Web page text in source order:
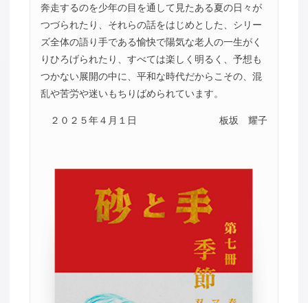
奔走するのを少年の目を通して見たある夏の日々が
つづられたり、それらの話をはじめとした、シリー
ズ全体の語り手である愉快で陽気な老人の一生がく
りひろげられたり、すべては楽しく明るく、予想も
つかない展開の中に、平和な時代だからこその、混
乱や苦労や迷いもちりばめられています。
２０２５年４月１日 板坂 耀子